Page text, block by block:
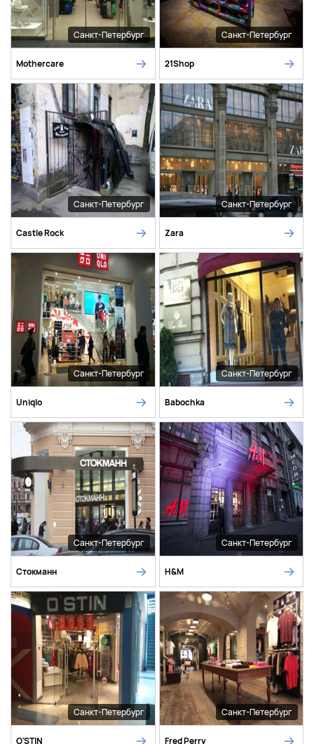
Санкт-Петербург
Mothercare
Санкт-Петербург
21Shop
Санкт-Петербург
Castle Rock
Санкт-Петербург
Zara
Санкт-Петербург
Uniqlo
Санкт-Петербург
Babochka
Санкт-Петербург
Стокманн
Санкт-Петербург
H&M
Санкт-Петербург
O'STIN
Санкт-Петербург
Fred Perry